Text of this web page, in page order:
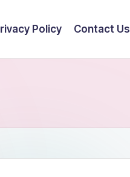
Policy Contact Us